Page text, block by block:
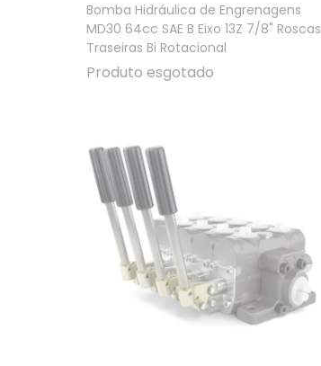
Bomba Hidráulica de Engrenagens
MD30 64cc SAE B Eixo 13Z 7/8" Roscas
Traseiras Bi Rotacional
Produto esgotado